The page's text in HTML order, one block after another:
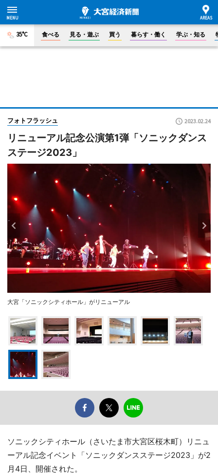
35°C 食べる 見る・遊ぶ 買う 暮らす・働く 学ぶ・知る
フォトフラッシュ 2023.02.24
リニューアル記念公演第1弾「ソニックダンス
ステージ2023」
大宮「ソニックシティホール」がリニューアル
ソニックシティホール（さいたま市大宮区桜木町）リニュ
ーアル記念イベント「ソニックダンスステージ2023」が2
月4日、開催された。